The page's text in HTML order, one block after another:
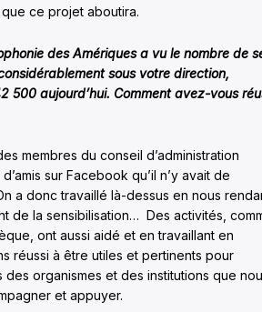
ce projet aboutira.
des Amériques a vu le nombre de
sous votre direction,
500 aujourd’hui. Comment avez-vous
membres du conseil d’administration
sur Facebook qu’il n’y avait de
a donc travaillé là-dessus en nous
de la sensibilisation… Des activités,
ont aussi aidé et en travaillant en
réussi à être utiles et pertinents pour
organismes et des institutions que
et appuyer.